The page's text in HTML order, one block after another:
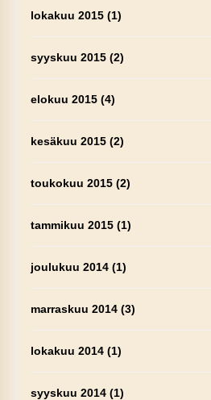
lokakuu 2015(1)
syyskuu 2015(2)
elokuu 2015(4)
kesäkuu 2015(2)
toukokuu 2015(2)
tammikuu 2015(1)
joulukuu 2014(1)
marraskuu 2014(3)
lokakuu 2014(1)
syyskuu 2014(1)